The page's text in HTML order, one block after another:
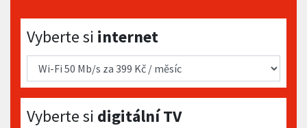
Vyberte si internet
Vyberte si internet
Vyberte si digitální TV
Vyberte si digitální TV